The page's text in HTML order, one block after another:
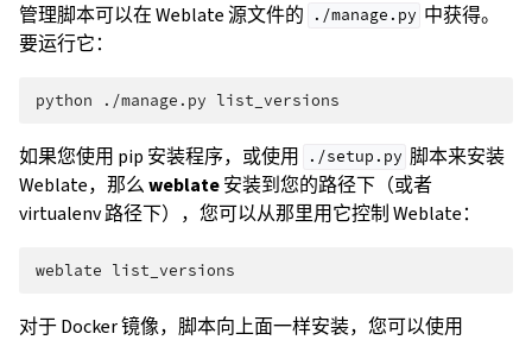
管理脚本可以在 Weblate 源文件的
./manage.py 中获得。
要运行它：
python ./manage.py
如果您使用 pip 安装程序，或使用 ./setup.py 脚本来安装
Weblate，那么weblate安装到您的路径下（或者
virtualenv 路径下），您可以从那里用它控制 Weblate：
weblate
对于 Docker 镜像，脚本向上面一样安装，您可以使用